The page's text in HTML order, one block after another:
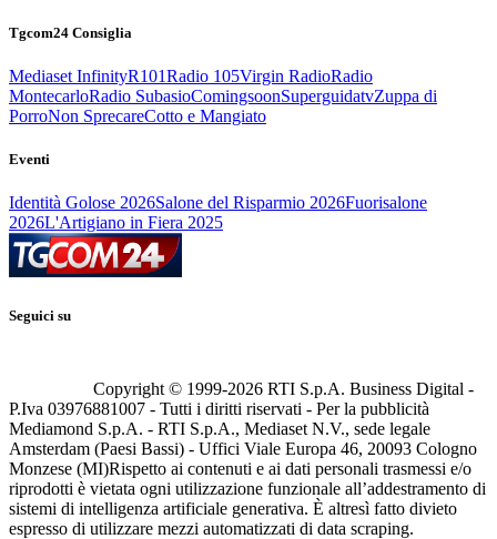
Tgcom24 Consiglia
Mediaset InfinityR101Radio 105Virgin RadioRadio
MontecarloRadio SubasioComingsoonSuperguidatvZuppa di
PorroNon SprecareCotto e Mangiato
Eventi
Identità Golose 2026Salone del Risparmio 2026Fuorisalone
2026L'Artigiano in Fiera 2025
Seguici su
Copyright © 1999-2026 RTI S.p.A. Business Digital -
P.Iva 03976881007 - Tutti i diritti riservati - Per la pubblicità
Mediamond S.p.A. - RTI S.p.A., Mediaset N.V., sede legale
Amsterdam (Paesi Bassi) - Uffici Viale Europa 46, 20093 Cologno
Monzese (MI)Rispetto ai contenuti e ai dati personali trasmessi e/o
riprodotti è vietata ogni utilizzazione funzionale all’addestramento di
sistemi di intelligenza artificiale generativa. È altresì fatto divieto
espresso di utilizzare mezzi automatizzati di data scraping.